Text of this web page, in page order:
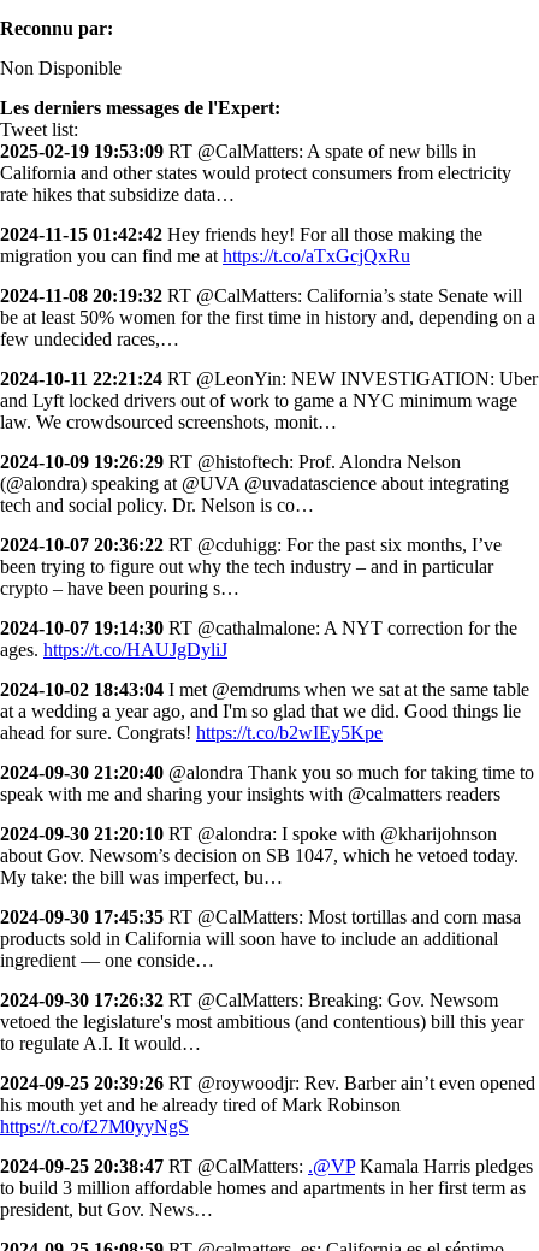
Reconnu par:
Non Disponible
Les derniers messages de l'Expert:
Tweet list:
2025-02-19 19:53:09 RT @CalMatters: A spate of new bills in
California and other states would protect consumers from electricity
rate hikes that subsidize data…
2024-11-15 01:42:42 Hey friends hey! For all those making the
migration you can find me at https://t.co/aTxGcjQxRu
2024-11-08 20:19:32 RT @CalMatters: California’s state Senate will
be at least 50% women for the first time in history and, depending on a
few undecided races,…
2024-10-11 22:21:24 RT @LeonYin: NEW INVESTIGATION: Uber
and Lyft locked drivers out of work to game a NYC minimum wage
law. We crowdsourced screenshots, monit…
2024-10-09 19:26:29 RT @histoftech: Prof. Alondra Nelson
(@alondra) speaking at @UVA @uvadatascience about integrating
tech and social policy. Dr. Nelson is co…
2024-10-07 20:36:22 RT @cduhigg: For the past six months, I’ve
been trying to figure out why the tech industry – and in particular
crypto – have been pouring s…
2024-10-07 19:14:30 RT @cathalmalone: A NYT correction for the
ages. https://t.co/HAUJgDyliJ
2024-10-02 18:43:04 I met @emdrums when we sat at the same table
at a wedding a year ago, and I'm so glad that we did. Good things lie
ahead for sure. Congrats! https://t.co/b2wIEy5Kpe
2024-09-30 21:20:40 @alondra Thank you so much for taking time to
speak with me and sharing your insights with @calmatters readers
2024-09-30 21:20:10 RT @alondra: I spoke with @kharijohnson
about Gov. Newsom’s decision on SB 1047, which he vetoed today.
My take: the bill was imperfect, bu…
2024-09-30 17:45:35 RT @CalMatters: Most tortillas and corn masa
products sold in California will soon have to include an additional
ingredient — one conside…
2024-09-30 17:26:32 RT @CalMatters: Breaking: Gov. Newsom
vetoed the legislature's most ambitious (and contentious) bill this year
to regulate A.I. It would…
2024-09-25 20:39:26 RT @roywoodjr: Rev. Barber ain’t even opened
his mouth yet and he already tired of Mark Robinson
https://t.co/f27M0yyNgS
2024-09-25 20:38:47 RT @CalMatters: .@VPKamala Harris pledges
to build 3 million affordable homes and apartments in her first term as
president, but Gov. News…